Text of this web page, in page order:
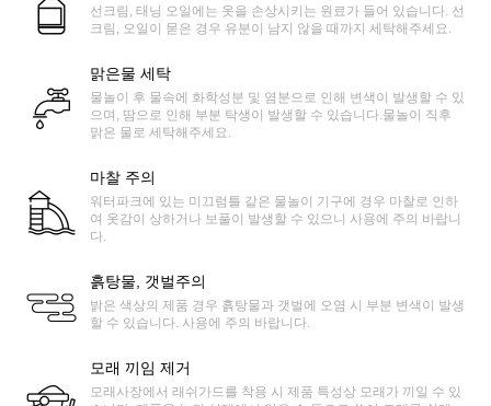
선크림, 태닝 오일에는 옷을 손상시키는 원료가 들어 있습니다. 선
크림, 오일이 묻은 경우 유분이 남지 않을 때까지 세탁해주세요.
맑은물 세탁
물놀이 후 물속에 화학성분 및 염분으로 인해 변색이 발생할 수 있
으며, 땀으로 인해 부분 탁생이 발생할 수 있습니다.물놀이 직후
맑은 물로 세탁해주세요.
마찰 주의
워터파크에 있는 미끄럼틀 같은 물놀이 기구에 경우 마찰로 인하
여 옷감이 상하거나 보풀이 발생할 수 있으니 사용에 주의 바랍니
다.
흙탕물, 갯벌주의
밝은 색상의 제품 경우 흙탕물과 갯벌에 오염 시 부분 변색이 발생
할 수 있습니다. 사용에 주의 바랍니다.
모래 끼임 제거
모래사장에서 래쉬가드를 착용 시 제품 특성상 모래가 끼일 수 있